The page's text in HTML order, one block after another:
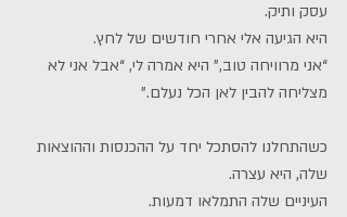
עסק ותיק.
היא הגיעה אלי אחרי חודשים של לחץ.
“אני מרוויחה טוב,” היא אמרה לי, “אבל אני לא
מצליחה להבין לאן הכל נעלם.”
כשהתחלנו להסתכל יחד על ההכנסות וההוצאות
שלה, היא עצרה.
העיניים שלה התמלאו דמעות.